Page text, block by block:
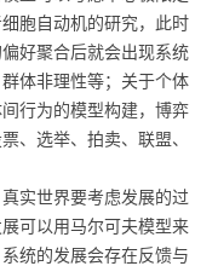
胞自动机的研究，此时
好聚合后就会出现系统
体非理性等；关于个体
行为的模型构建，博弈
、选举、拍卖、联盟、
实世界要考虑发展的过
可以用马尔可夫模型来
统的发展会存在反馈与